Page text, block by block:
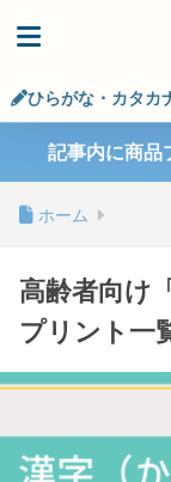
ひらがな・カタカ
記事内に商品
ホーム
高齢者向け
プリント一